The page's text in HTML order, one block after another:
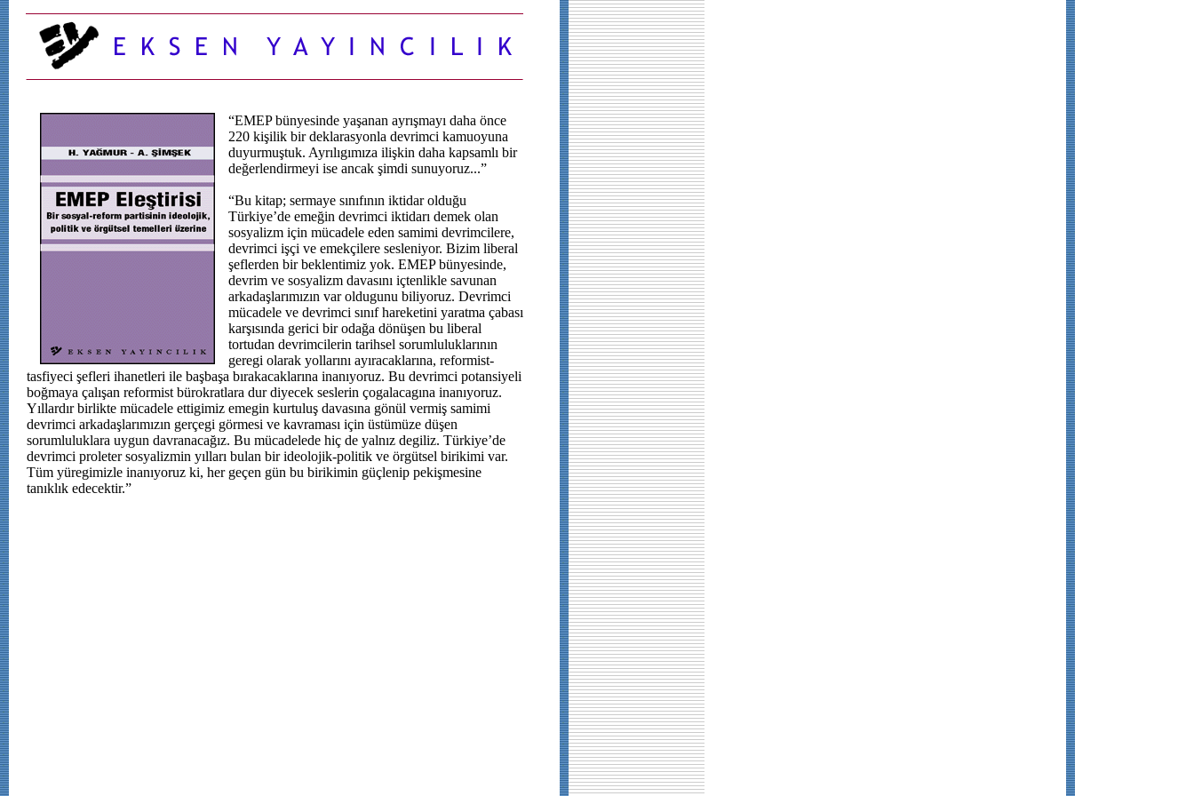
“EMEP bünyesinde yaşanan ayrışmayı daha önce
220 kişilik bir deklarasyonla devrimci kamuoyuna
duyurmuştuk. Ayrılıgımıza ilişkin daha kapsamlı bir
değerlendirmeyi ise ancak şimdi sunuyoruz...”
“Bu kitap; sermaye sınıfının iktidar olduğu
Türkiye’de emeğin devrimci iktidarı demek olan
sosyalizm için mücadele eden samimi devrimcilere,
devrimci işçi ve emekçilere sesleniyor. Bizim liberal
şeflerden bir beklentimiz yok. EMEP bünyesinde,
devrim ve sosyalizm davasını içtenlikle savunan
arkadaşlarımızın var oldugunu biliyoruz. Devrimci
mücadele ve devrimci sınıf hareketini yaratma çabası
karşısında gerici bir odağa dönüşen bu liberal
tortudan devrimcilerin tarihsel sorumluluklarının
geregi olarak yollarını ayıracaklarına, reformist-
tasfiyeci şefleri ihanetleri ile başbaşa bırakacaklarına inanıyoruz. Bu devrimci potansiyeli
boğmaya çalışan reformist bürokratlara dur diyecek seslerin çogalacagına inanıyoruz.
Yıllardır birlikte mücadele ettigimiz emegin kurtuluş davasına gönül vermiş samimi
devrimci arkadaşlarımızın gerçegi görmesi ve kavraması için üstümüze düşen
sorumluluklara uygun davranacağız. Bu mücadelede hiç de yalnız degiliz. Türkiye’de
devrimci proleter sosyalizmin yılları bulan bir ideolojik-politik ve örgütsel birikimi var.
Tüm yüregimizle inanıyoruz ki, her geçen gün bu birikimin güçlenip pekişmesine
tanıklık edecektir.”